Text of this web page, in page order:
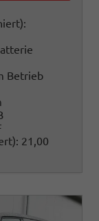
Betrieb
21,00